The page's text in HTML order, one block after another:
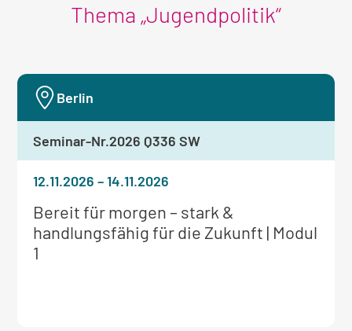
Thema „Jugendpolitik“
Weitere
Informationen
zum
Bereit für morgen – stark &
handlungsfähig für die Zukunft | Modul
1
12.11.2026–14.11.2026
Berlin
Seminar-Nr.2026 Q336 SW